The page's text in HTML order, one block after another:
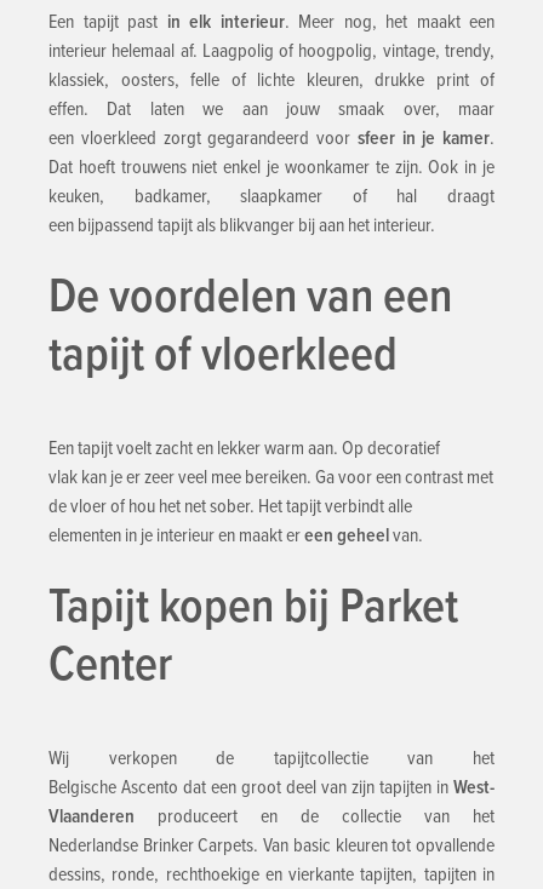
Een tapijt past in elk interieur. Meer nog, het maakt een
interieur helemaal af. Laagpolig of hoogpolig, vintage, trendy,
klassiek, oosters, felle of lichte kleuren, drukke print of
effen. Dat laten we aan jouw smaak over, maar
een vloerkleed zorgt gegarandeerd voor sfeer in je kamer.
Dat hoeft trouwens niet enkel je woonkamer te zijn. Ook in je
keuken, badkamer, slaapkamer of hal draagt
een bijpassend tapijt als blikvanger bij aan het interieur.
De voordelen van een
tapijt of vloerkleed
Een tapijt voelt zacht en lekker warm aan. Op decoratief
vlak kan je er zeer veel mee bereiken. Ga voor een contrast met
de vloer of hou het net sober. Het tapijt verbindt alle
elementen in je interieur en maakt ereen geheelvan.
Tapijt kopen bij Parket
Center
Wij verkopen de tapijtcollectie van het
Belgische Ascento dat een groot deel van zijn tapijten inWest-
Vlaanderen produceert en de collectie van het
Nederlandse Brinker Carpets.Van basic kleuren tot opvallende
dessins, ronde, rechthoekige en vierkante tapijten, tapijten in